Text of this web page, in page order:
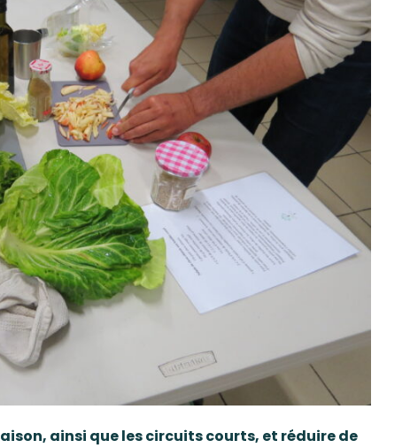
ainsi que les circuits courts, et réduire de